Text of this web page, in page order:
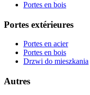
Portes en bois
Portes extérieures
Portes en acier
Portes en bois
Drzwi do mieszkania
Autres